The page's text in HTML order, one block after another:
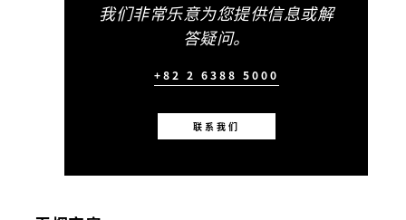
我们非常乐意为您提供信息或解
答疑问。
+82 2 6388 5000
联系我们